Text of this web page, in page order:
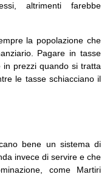
altrimenti farebbe
la popolazione che
Pagare in tasse
prezzi quando si tratta
le tasse schiacciano il
bene un sistema di
invece di servire e che
come Martiri